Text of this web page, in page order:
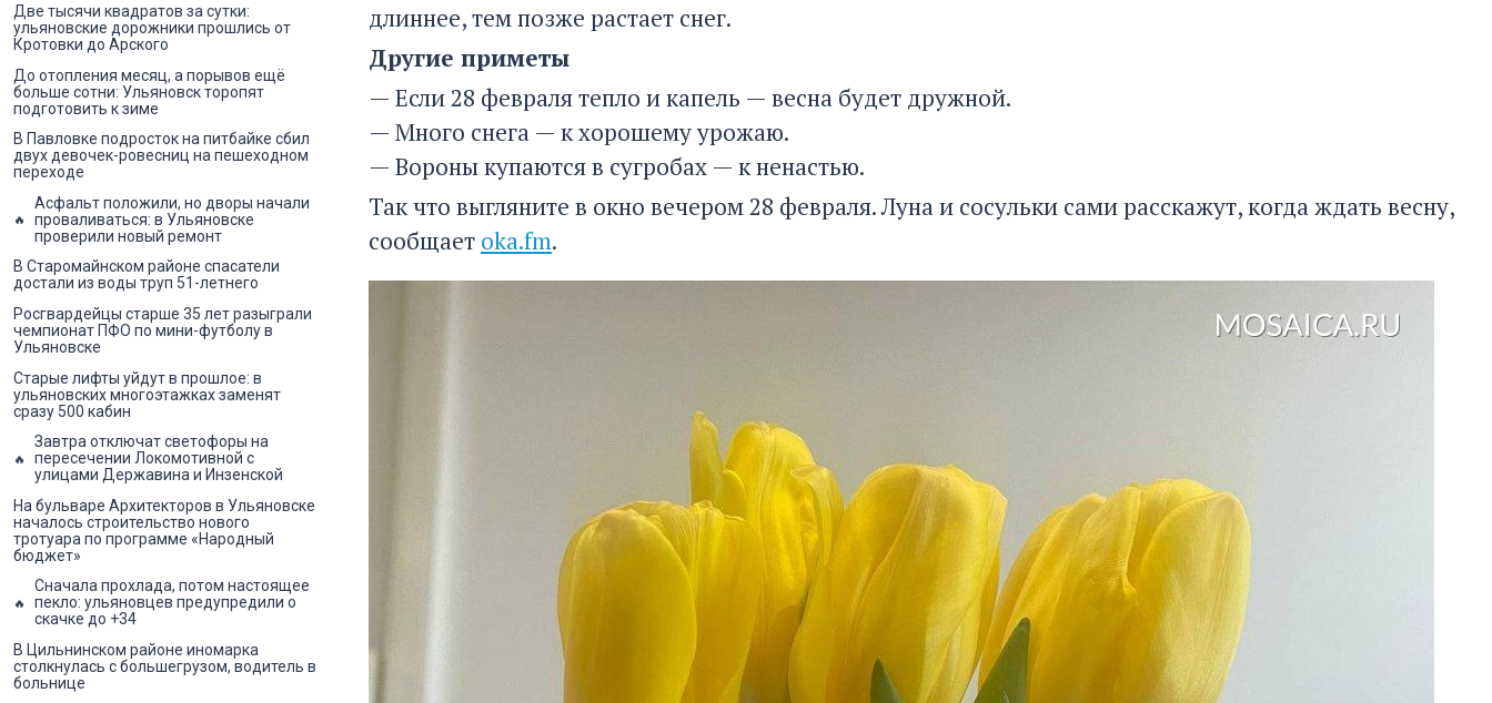
длиннее, тем позже растает снег.
Другие приметы
— Если 28 февраля тепло и капель — весна будет дружной.
— Много снега — к хорошему урожаю.
— Вороны купаются в сугробах — к ненастью.
Так что выгляните в окно вечером 28 февраля. Луна и сосульки сами расскажут, когда ждать весну,
сообщает oka.fm.
Две тысячи квадратов за сутки:
ульяновские дорожники прошлись от
Кротовки до Арского
До отопления месяц, а порывов ещё
больше сотни: Ульяновск торопят
подготовить к зиме
В Павловке подросток на питбайке сбил
двух девочек-ровесниц на пешеходном
переходе
Асфальт положили, но дворы начали
проваливаться: в Ульяновске
проверили новый ремонт
В Старомайнском районе спасатели
достали из воды труп 51-летнего
Росгвардейцы старше 35 лет разыграли
чемпионат ПФО по мини-футболу в
Ульяновске
Старые лифты уйдут в прошлое: в
ульяновских многоэтажках заменят
сразу 500 кабин
Завтра отключат светофоры на
пересечении Локомотивной с
улицами Державина и Инзенской
На бульваре Архитекторов в Ульяновске
началось строительство нового
тротуара по программе «Народный
бюджет»
Сначала прохлада, потом настоящее
пекло: ульяновцев предупредили о
скачке до +34
В Цильнинском районе иномарка
столкнулась с большегрузом, водитель в
больнице